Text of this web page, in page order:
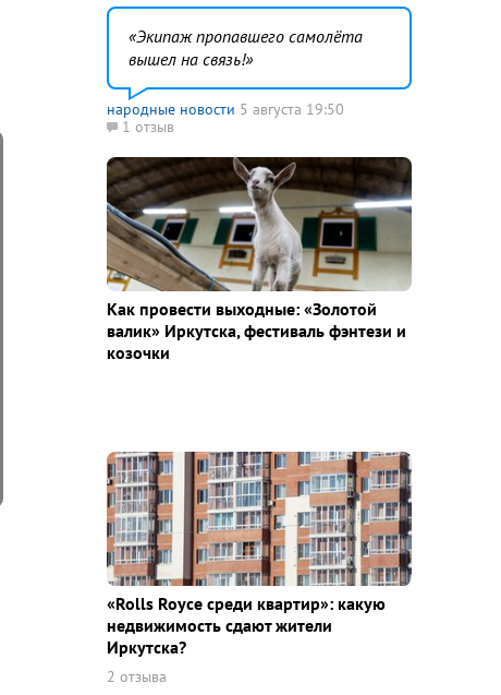
Экипаж пропавшего самолёта
вышел на связь!
народные новости 5 августа 19:50
1 отзыв
Как провести выходные: «Золотой
валик» Иркутска, фестиваль фэнтези и
козочки
«Rolls Royce среди квaртир»: какую
недвижимость сдают жители
Иркутска?
2 отзыва